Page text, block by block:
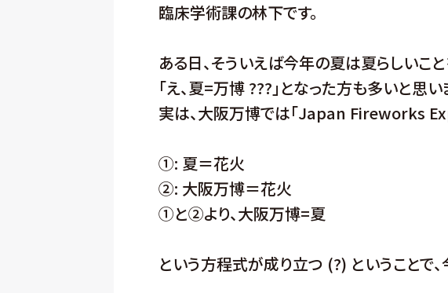
臨床学術課の林下です。
ある日、そういえば今年の夏は夏らしいこ
「え、夏=万博 ???」となった方も多いと思い
実は、大阪万博では「Japan Fireworks
①: 夏＝花火
②: 大阪万博＝花火
①と②より、大阪万博=夏
という方程式が成り立つ (?) ということで